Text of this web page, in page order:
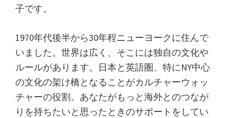
子です。
1970年代後半から30年程ニューヨークに住んで
いました。世界は広く、そこには独自の文化や
ルールがあります。日本と英語圏、特にNY中心
の文化の架け橋となることがカルチャーウォッ
チャーの役割。あなたがもっと海外とのつなが
りを持ちたいと思ったときのサポートをしてい